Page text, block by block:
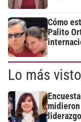
Cómo
Palito
Lo más